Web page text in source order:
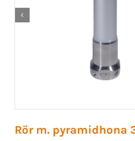

Rör m. pyramidhona